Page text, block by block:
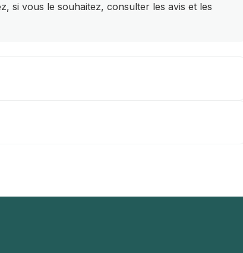
si vous le souhaitez, consulter les avis et les